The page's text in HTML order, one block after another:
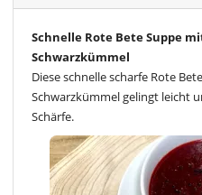
Schnelle Rote Bete Suppe
Schwarzkümmel
Diese schnelle scharfe Rote
Schwarzkümmel gelingt leicht
Schärfe.